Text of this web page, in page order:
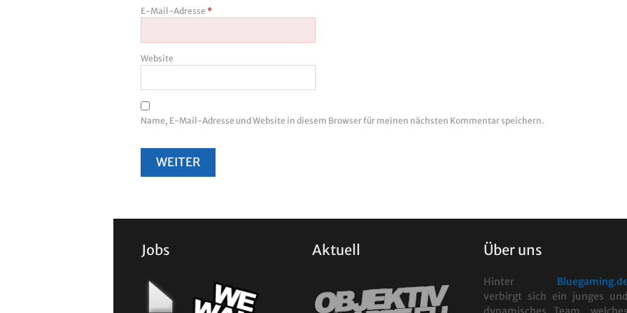
E-Mail-Adresse *
Website
Name, E-Mail-Adresse und Website in diesem Browser für meinen nächsten Kommentar speichern.
Jobs Aktuell Über uns
Hinter Bluegaming.de
verbirgt sich ein junges und